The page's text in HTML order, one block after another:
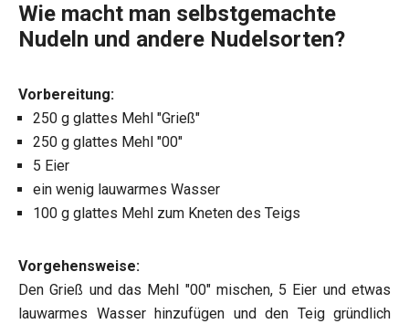
Wie macht man selbstgemachte
Nudeln und andere Nudelsorten?
Vorbereitung:
250 g glattes Mehl "Grieß"
250 g glattes Mehl "00"
5 Eier
ein wenig lauwarmes Wasser
100 g glattes Mehl zum Kneten des Teigs
Vorgehensweise:
Den Grieß und das Mehl "00" mischen, 5 Eier und etwas
lauwarmes Wasser hinzufügen und den Teig gründlich